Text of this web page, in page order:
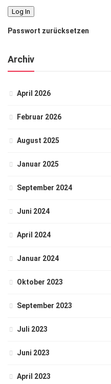
Passwort zurücksetzen
Archiv
April 2026
Februar 2026
August 2025
Januar 2025
September 2024
Juni 2024
April 2024
Januar 2024
Oktober 2023
September 2023
Juli 2023
Juni 2023
April 2023